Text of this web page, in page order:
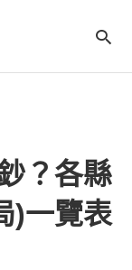
？各縣
)一覽表